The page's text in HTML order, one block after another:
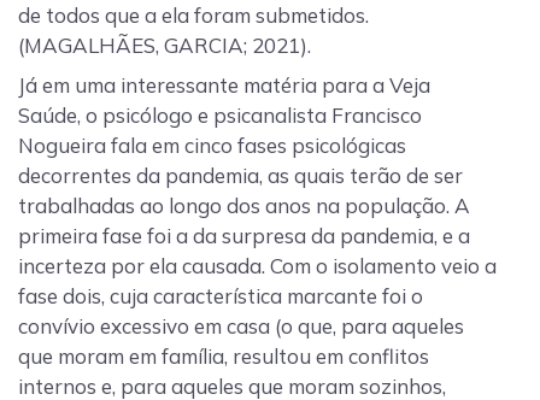
de todos que a ela foram submetidos.
(MAGALHÃES, GARCIA; 2021).
Já em uma interessante matéria para a Veja
Saúde, o psicólogo e psicanalista Francisco
Nogueira fala em cinco fases psicológicas
decorrentes da pandemia, as quais terão de ser
trabalhadas ao longo dos anos na população. A
primeira fase foi a da surpresa da pandemia, e a
incerteza por ela causada. Com o isolamento veio a
fase dois, cuja característica marcante foi o
convívio excessivo em casa (o que, para aqueles
que moram em família, resultou em conflitos
internos e, para aqueles que moram sozinhos,